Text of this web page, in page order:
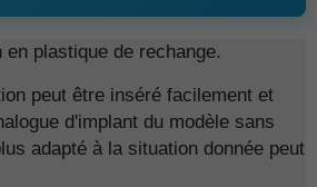
plastique de rechange.
peut être inséré facilement et
d'implant du modèle sans
adapté à la situation donnée peut